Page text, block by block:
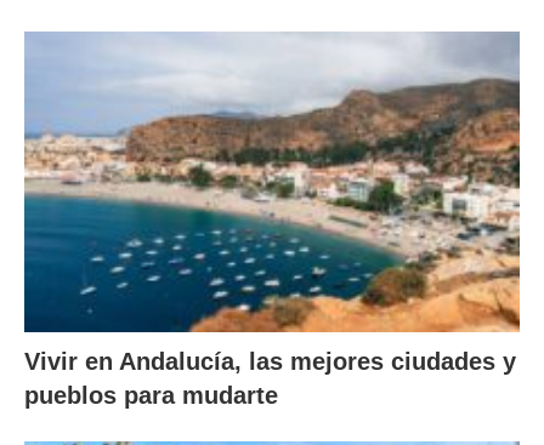
Vivir en Andalucía, las mejores ciudades y
pueblos para mudarte